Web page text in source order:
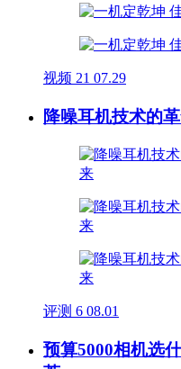
视频 21 07.29
降噪耳机技术的
评测 6 08.01
预算5000相机选